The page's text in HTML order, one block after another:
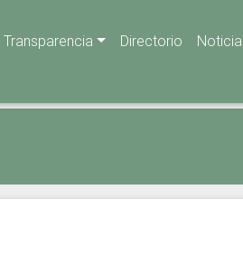
Transparencia Directorio